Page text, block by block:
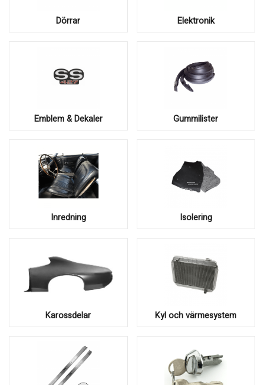
Dörrar Elektronik
Emblem & Dekaler Gummilister
Inredning Isolering
Karossdelar Kyl och värmesystem